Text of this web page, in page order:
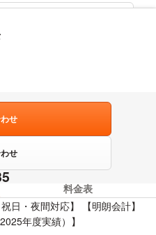
詳細情報を見る
せ
せ
料金表
日・夜間対応】 【明朗会計】
年度実績）】